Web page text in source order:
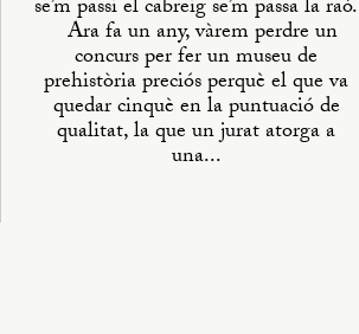
se’m passi el cabreig se’m passa la raó.
Ara fa un any, vàrem perdre un
concurs per fer un museu de
prehistòria preciós perquè el que va
quedar cinquè en la puntuació de
qualitat, la que un jurat atorga a
una...